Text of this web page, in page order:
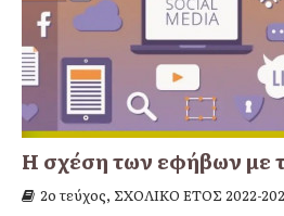
Η σχέση των εφήβων με
2ο τεύχος, ΣΧΟΛΙΚΟ ΕΤΟΣ 2022-